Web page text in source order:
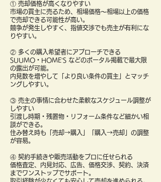
① 売却価格が高くなりやすい
市場の買主に売るため、相場価格〜相場以上の価格
で売却できる可能性が高い。
競争が発生しやすく、指値交渉でも売主が有利にな
りやすい。
② 多くの購入希望者にアプローチできる
SUUMO・HOME’S などのポータル掲載で最大限
の露出が可能。
内見数を増やして「より良い条件の買主」とマッチ
ングしやすい。
③ 売主の事情に合わせた柔軟なスケジュール調整が
しやすい
引渡し時期・残置物・リフォーム条件など細かい相
談ができる。
住み替え時も「売却→購入」「購入→売却」の調整
が容易。
④ 契約手続きや販売活動をプロに任せられる
価格査定、内見対応、広告、価格交渉、契約、決済
までワンストップでサポート。